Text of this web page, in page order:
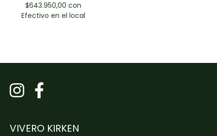
$643.950,00 con
Efectivo en el local
VIVERO KIRKEN